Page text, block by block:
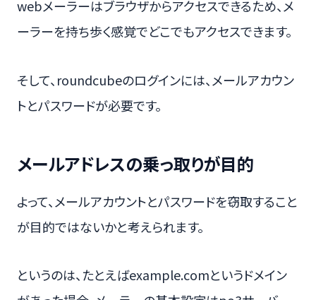
webメーラーはブラウザからアクセスできるため、メ
ーラーを持ち歩く感覚でどこでもアクセスできます。
そして、roundcubeのログインには、メールアカウン
トとパスワードが必要です。
メールアドレスの乗っ取りが目的
よって、メールアカウントとパスワードを窃取すること
が目的ではないかと考えられます。
というのは、たとえばexample.comというドメイン